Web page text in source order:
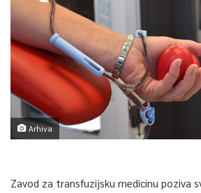
Arhiva
Zavod za transfuzijsku medicinu poziva